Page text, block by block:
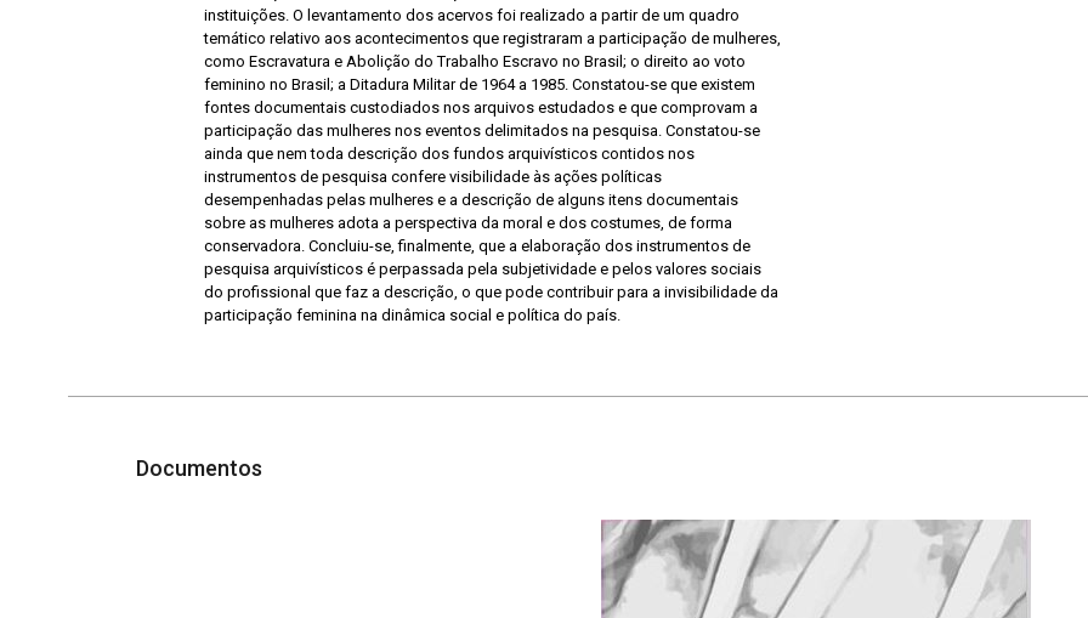
instituições. O levantamento dos acervos foi realizado a partir de um quadro
temático relativo aos acontecimentos que registraram a participação de mulheres,
como Escravatura e Abolição do Trabalho Escravo no Brasil; o direito ao voto
feminino no Brasil; a Ditadura Militar de 1964 a 1985. Constatou-se que existem
fontes documentais custodiados nos arquivos estudados e que comprovam a
participação das mulheres nos eventos delimitados na pesquisa. Constatou-se
ainda que nem toda descrição dos fundos arquivísticos contidos nos
instrumentos de pesquisa confere visibilidade às ações políticas
desempenhadas pelas mulheres e a descrição de alguns itens documentais
sobre as mulheres adota a perspectiva da moral e dos costumes, de forma
conservadora. Concluiu-se, finalmente, que a elaboração dos instrumentos de
pesquisa arquivísticos é perpassada pela subjetividade e pelos valores sociais
do profissional que faz a descrição, o que pode contribuir para a invisibilidade da
participação feminina na dinâmica social e política do país.
Documentos